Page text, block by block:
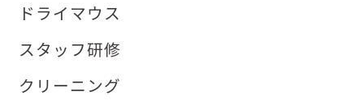
ドライマウス
スタッフ研修
クリーニング